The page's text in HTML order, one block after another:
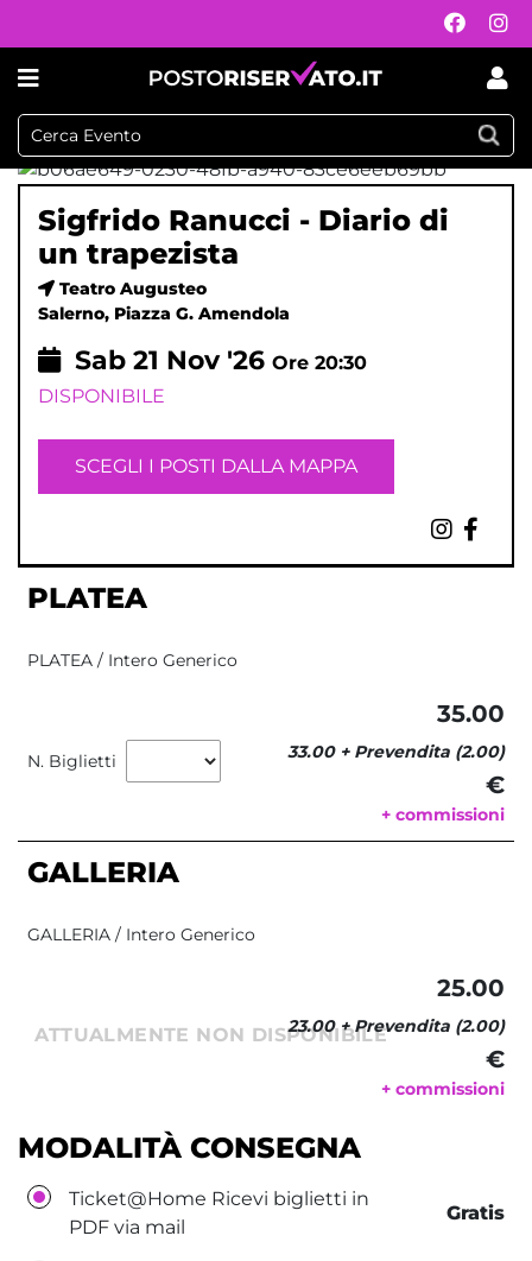
Sigfrido Ranucci - Diario di
un trapezista
Teatro Augusteo
Salerno, Piazza G. Amendola
Sab 21 Nov '26 Ore 20:30
DISPONIBILE
SCEGLI I POSTI DALLA MAPPA
PLATEA
PLATEA / Intero Generico
N. Biglietti
35.00
33.00 + Prevendita (2.00)
€
+ commissioni
GALLERIA
GALLERIA / Intero Generico
ATTUALMENTE NON DISPONIBILE
25.00
23.00 + Prevendita (2.00)
€
+ commissioni
MODALITÀ CONSEGNA
Ticket@Home Ricevi biglietti in
PDF via mail
Gratis